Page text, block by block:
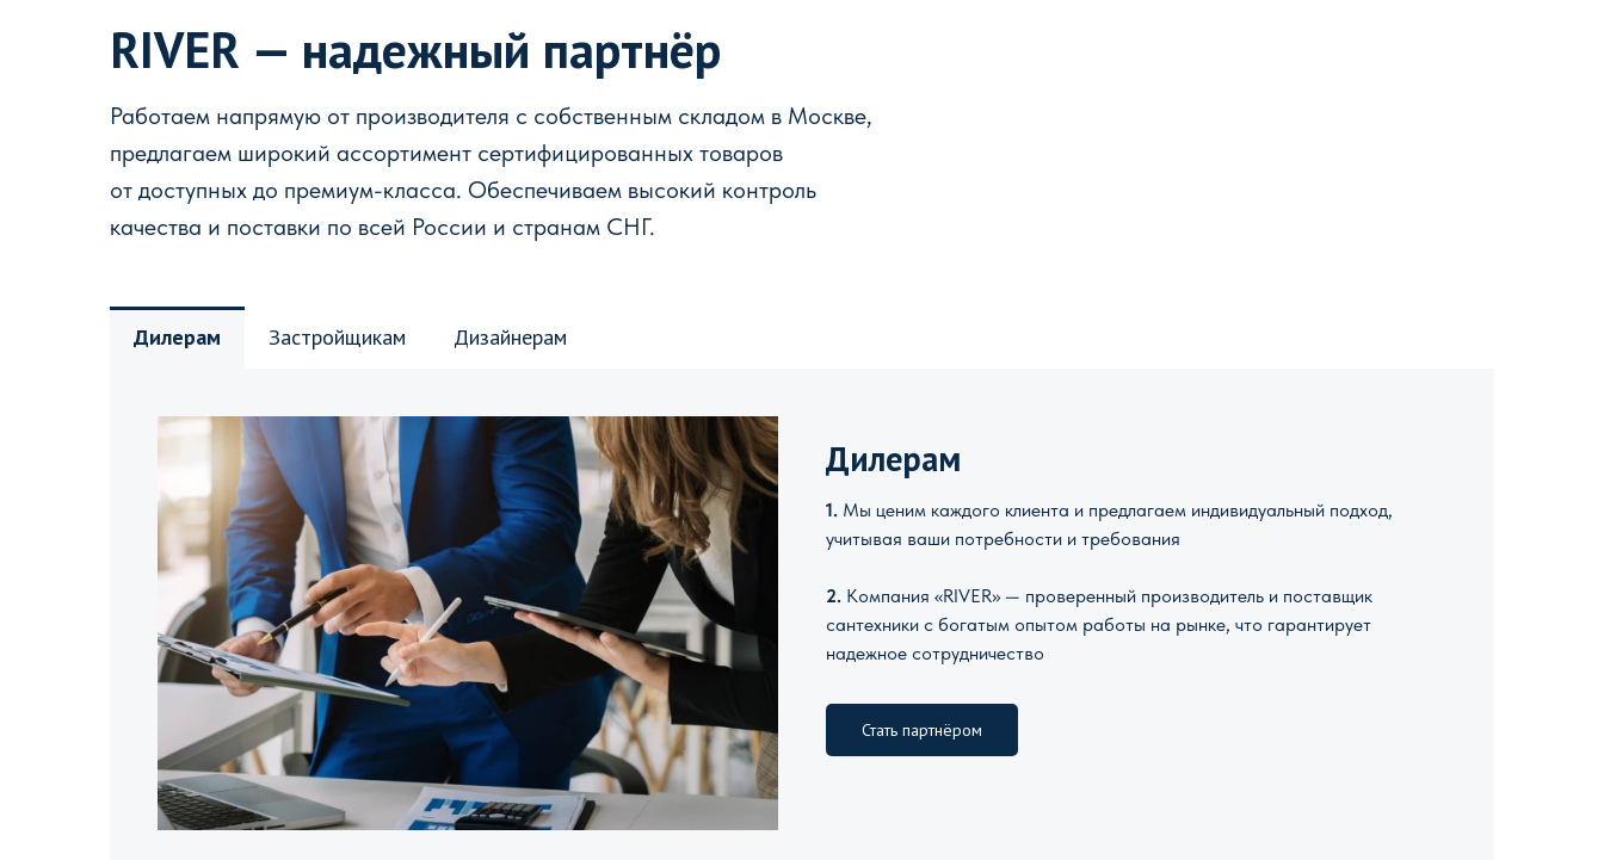
RIVER — надежный партнёр
Работаем напрямую от производителя с собственным складом в Москве,
предлагаем широкий ассортимент сертифицированных товаров
от доступных до премиум-класса. Обеспечиваем высокий контроль
качества и поставки по всей России и странам СНГ.
Дилерам Застройщикам Дизайнерам
Дилерам
1. Мы ценим каждого клиента и предлагаем индивидуальный подход,
учитывая ваши потребности и требования
2. Компания «RIVER» — проверенный производитель и поставщик
сантехники с богатым опытом работы на рынке, что гарантирует
надежное сотрудничество
Стать партнёром